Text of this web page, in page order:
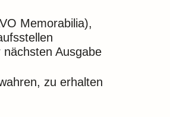
Memorabilia),
Ausgabe
zu erhalten